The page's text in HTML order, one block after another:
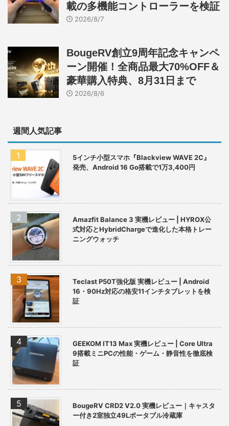
載の多機能コントローラーを検証
2026/8/7
BougeRV創立9周年記念キャンペ
ーン開催！全商品最大70%OFF＆
豪華購入特典、8月31日まで
2026/8/6
週間人気記事
5インチ小型スマホ『Blackview WAVE 2C』
発売、Android 16 Go搭載で1万3,400円
Amazfit Balance 3 実機レビュー | HYROX公
式対応とHybridChargeで進化した本格トレー
ニングウォッチ
Teclast P50T強化版 実機レビュー | Android
16・90Hz対応の格安11インチタブレットを検
証
GEEKOM IT13 Max 実機レビュー | Core Ultra
9搭載ミニPCの性能・ゲーム・静音性を徹底検
証
BougeRV CRD2 V2.0 実機レビュー｜キャスタ
ー付き2室独立49Lポータブル冷蔵庫